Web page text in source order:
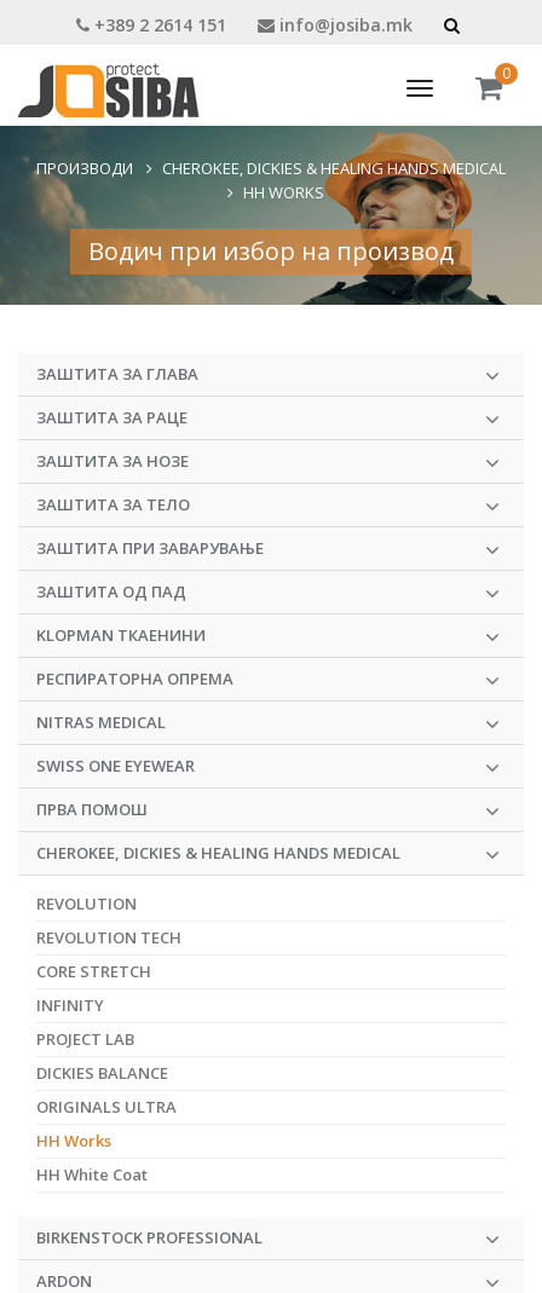
+389 2 2614 151 info@josiba.mk
Toggle
navigation
0
ПРОИЗВОДИ
CHEROKEE, DICKIES & HEALING HANDS MEDICAL
HH WORKS
Водич при избор на производ
ЗАШТИТА ЗА ГЛАВА
ЗАШТИТА ЗА РАЦЕ
ЗАШТИТА ЗА НОЗЕ
ЗАШТИТА ЗА ТЕЛО
ЗАШТИТА ПРИ ЗАВАРУВАЊЕ
ЗАШТИТА ОД ПАД
KLOPMAN ТКАЕНИНИ
РЕСПИРАТОРНА ОПРЕМА
NITRAS MEDICAL
SWISS ONE EYEWEAR
ПРВА ПОМОШ
CHEROKEE, DICKIES & HEALING HANDS MEDICAL
REVOLUTION
REVOLUTION TECH
CORE STRETCH
INFINITY
PROJECT LAB
DICKIES BALANCE
ORIGINALS ULTRA
HH Works
HH White Coat
BIRKENSTOCK PROFESSIONAL
ARDON